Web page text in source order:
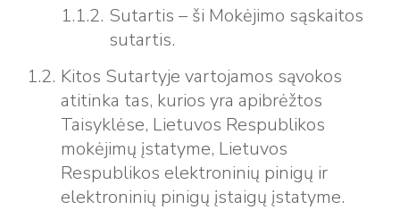
Sutartis – ši Mokėjimo sąskaitos
sutartis.
Kitos Sutartyje vartojamos sąvokos
atitinka tas, kurios yra apibrėžtos
Taisyklėse, Lietuvos Respublikos
mokėjimų įstatyme, Lietuvos
Respublikos elektroninių pinigų ir
elektroninių pinigų įstaigų įstatyme.